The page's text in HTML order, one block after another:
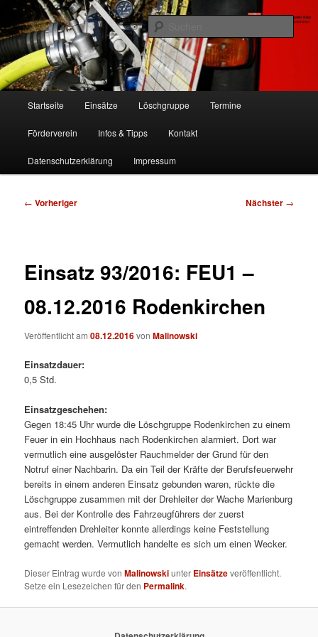
Zum
primären
Inhalt
springenFF Köln, LG RD
Freiwillige Feuerwehr Köln, Löschgruppe Rodenkirchen
Startseite Einsätze Löschgruppe Termine
Förderverein Infos & Tipps Kontakt
Datenschutzerklärung Impressum
Beitragsnavigation
← Vorheriger Nächster →
Einsatz 93/2016: FEU1 –
08.12.2016 Rodenkirchen
Veröffentlicht am08.12.2016vonMalinowski
Einsatzdauer:
0,5 Std.
Einsatzgeschehen:
Gegen 18:45 Uhr wurde die Löschgruppe Rodenkirchen zu einem
Feuer in ein Hochhaus nach Rodenkirchen alarmiert. Dort war
vermutlich eine ausgelöster Rauchmelder der Grund für den
Notruf einer Nachbarin. Da ein Teil der Kräfte der Berufsfeuerwehr
bereits in einem anderen Einsatz gebunden waren, rückte die
Löschgruppe zusammen mit der Drehleiter der Wache Marienburg
aus. Bei der Kontrolle des Fahrzeugführers der zuerst
eintreffenden Drehleiter konnte allerdings keine Feststellung
gemacht werden. Vermutlich handelte es sich um einen Wecker.
Dieser Eintrag wurde vonMalinowskiunter Einsätzeveröffentlicht.
Setze ein Lesezeichen für den Permalink.